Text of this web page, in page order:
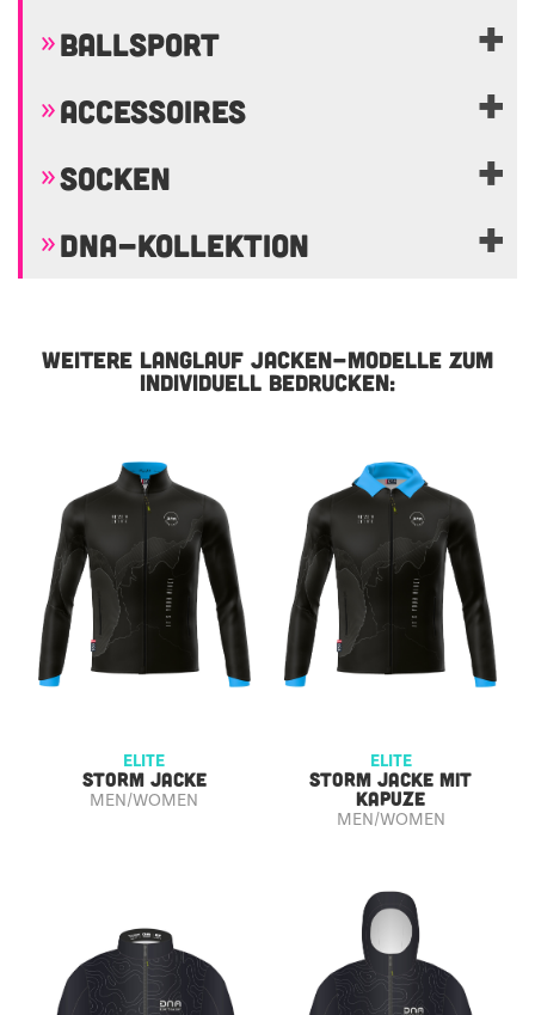
BALLSPORT
ACCESSOIRES
SOCKEN
DNA-KOLLEKTION
WEITERE LANGLAUF JACKEN-MODELLE ZUM
INDIVIDUELL BEDRUCKEN:
ELITE
STORM JACKE
MEN/WOMEN
ELITE
STORM JACKE MIT
KAPUZE
MEN/WOMEN